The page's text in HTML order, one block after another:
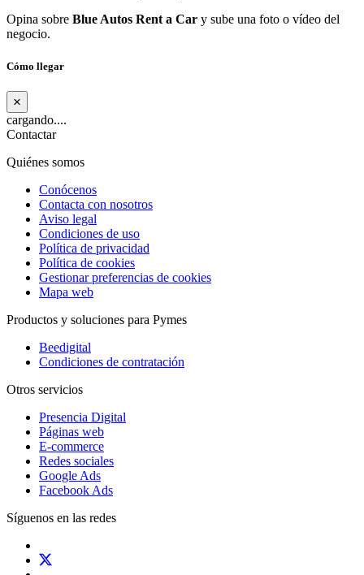
Opina sobre Blue Autos Rent a Car y sube una foto o vídeo del
negocio.
Cómo llegar
×
cargando....
Contactar
Quiénes somos
Conócenos
Contacta con nosotros
Aviso legal
Condiciones de uso
Política de privacidad
Política de cookies
Gestionar preferencias de cookies
Mapa web
Productos y soluciones para Pymes
Beedigital
Condiciones de contratación
Otros servicios
Presencia Digital
Páginas web
E-commerce
Redes sociales
Google Ads
Facebook Ads
Síguenos en las redes